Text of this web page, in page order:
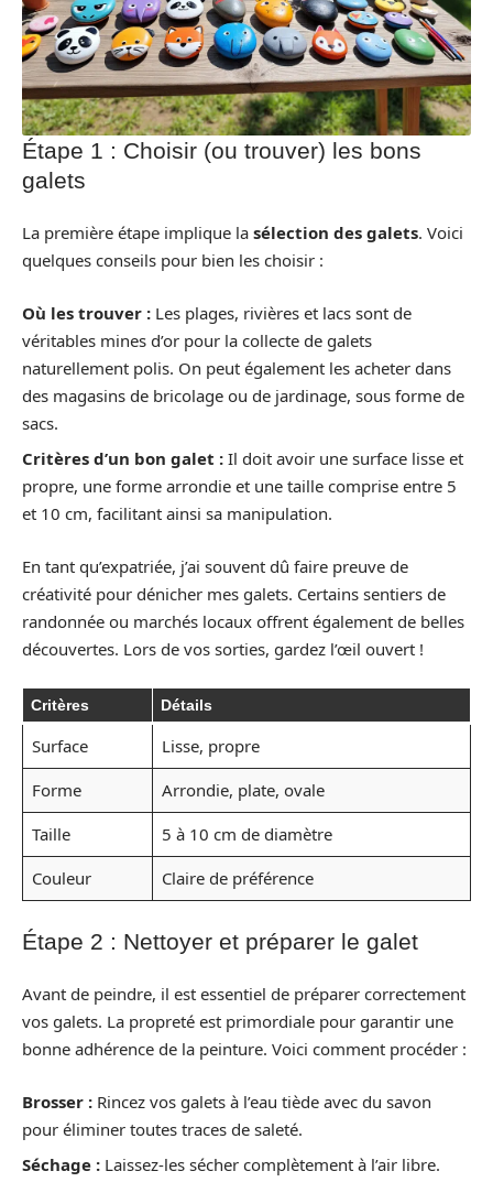
Étape 1 : Choisir (ou trouver) les bons
galets
La première étape implique la sélection des galets. Voici
quelques conseils pour bien les choisir :
Où les trouver : Les plages, rivières et lacs sont de
véritables mines d’or pour la collecte de galets
naturellement polis. On peut également les acheter dans
des magasins de bricolage ou de jardinage, sous forme de
sacs.
Critères d’un bon galet : Il doit avoir une surface lisse et
propre, une forme arrondie et une taille comprise entre 5
et 10 cm, facilitant ainsi sa manipulation.
En tant qu’expatriée, j’ai souvent dû faire preuve de
créativité pour dénicher mes galets. Certains sentiers de
randonnée ou marchés locaux offrent également de belles
découvertes. Lors de vos sorties, gardez l’œil ouvert !
Critères Détails
Surface
Lisse, propre
Forme
Arrondie, plate, ovale
Taille
5 à 10 cm de diamètre
Couleur
Claire de préférence
Étape 2 : Nettoyer et préparer le galet
Avant de peindre, il est essentiel de préparer correctement
vos galets. La propreté est primordiale pour garantir une
bonne adhérence de la peinture. Voici comment procéder :
Brosser : Rincez vos galets à l’eau tiède avec du savon
pour éliminer toutes traces de saleté.
Séchage : Laissez-les sécher complètement à l’air libre.